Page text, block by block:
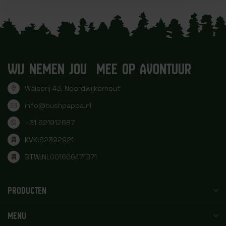
WIJ NEMEN JOU MEE OP AVONTUUR
Walserij 43, Noordwijkerhout
info@bushpappa.nl
+31 621912687
KVK:62392921
BTW:NL001666471B71
PRODUCTEN
MENU